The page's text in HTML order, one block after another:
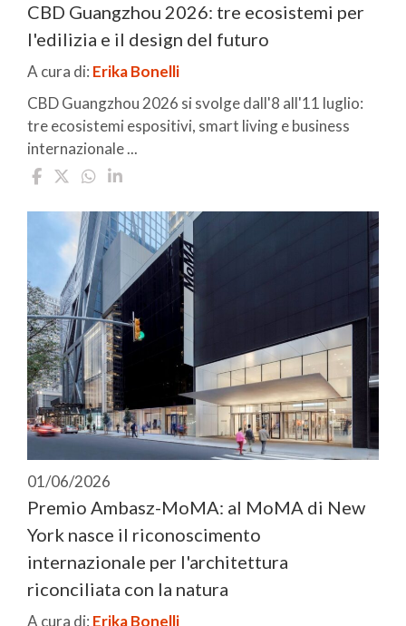
CBD Guangzhou 2026: tre ecosistemi per
l'edilizia e il design del futuro
A cura di: Erika Bonelli
CBD Guangzhou 2026 si svolge dall'8 all'11 luglio:
tre ecosistemi espositivi, smart living e business
internazionale ...
01/06/2026
Premio Ambasz-MoMA: al MoMA di New
York nasce il riconoscimento
internazionale per l'architettura
riconciliata con la natura
A cura di: Erika Bonelli